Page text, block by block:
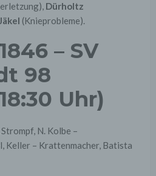
Dürholtz
(Knieprobleme).
– SV
98
Uhr)
N. Kolbe –
Keller – Krattenmacher, Batista